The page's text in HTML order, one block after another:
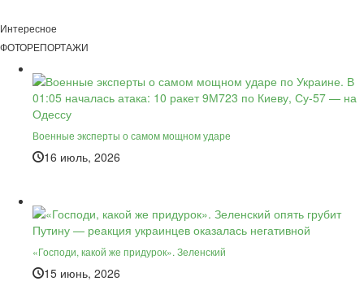
Интересное
ФОТОРЕПОРТАЖИ
Военные эксперты о самом мощном ударе
16 июль, 2026
«Господи, какой же придурок». Зеленский
15 июнь, 2026